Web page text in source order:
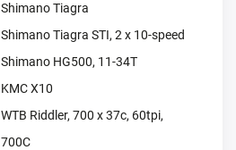
Shimano Tiagra
Shimano Tiagra STI, 2 x 10-speed
Shimano HG500, 11-34T
KMC X10
WTB Riddler, 700 x 37c, 60tpi,
700C